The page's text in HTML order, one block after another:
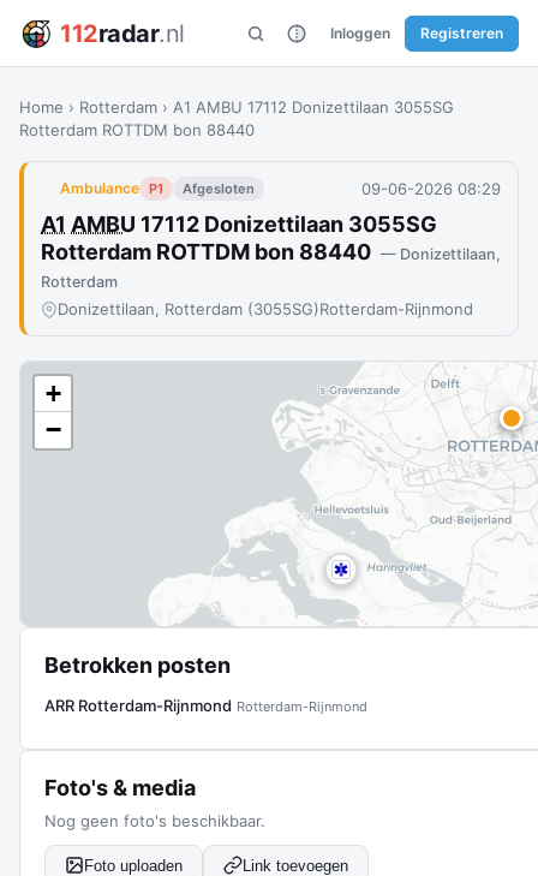
112radar.nl Inloggen Registreren
Home › Rotterdam › A1 AMBU 17112 Donizettilaan 3055SG
Rotterdam ROTTDM bon 88440
Ambulance P1 Afgesloten 09-06-2026 08:29
A1 AMBU 17112 Donizettilaan 3055SG
Rotterdam ROTTDM bon 88440 — Donizettilaan,
Rotterdam
Donizettilaan, Rotterdam (3055SG)Rotterdam-Rijnmond
+
−
Betrokken posten
ARR Rotterdam-Rijnmond Rotterdam-Rijnmond
Foto's & media
Nog geen foto's beschikbaar.
Foto uploaden Link toevoegen